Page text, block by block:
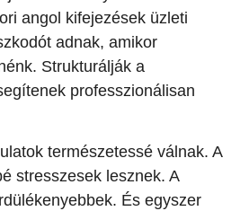
angol kifejezések üzleti
adnak, amikor
Strukturálják a
professzionálisan
természetessé válnak. A
stresszesek lesznek. A
És egyszer